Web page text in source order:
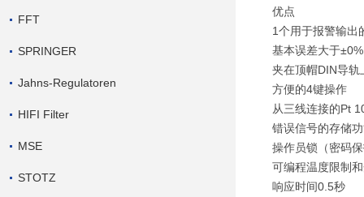
FFT
SPRINGER
Jahns-Regulatoren
HIFI Filter
MSE
STOTZ
优点
1个用于报警输出
基本误差大于±0%
夹在顶帽DIN导轨
方便的4键操作
从三线连接的Pt
错误信号的存储
操作员锁（密码
可编程温度限制
响应时间0.5秒